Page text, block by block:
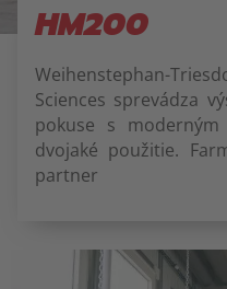
HM200
Weihenstephan-
Sciences sprevádza
pokuse s
dvojaké použitie.
partner